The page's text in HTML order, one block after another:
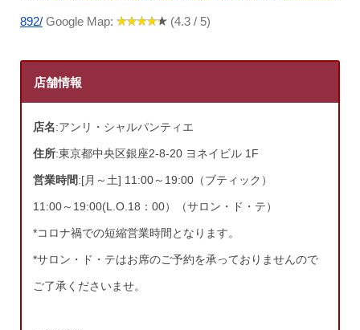
892/Google Map: (4.3 / 5)
店舗情報
店名:アンリ・シャルパンティエ
住所:東京都中央区銀座2-8-20 ヨネイビル 1F
営業時間:[月～土] 11:00～19:00（ブティック）
11:00～19:00(L.O.18：00）（サロン・ド・テ）
*コロナ禍での短縮営業時間となります。
*サロン・ド・テはお席のご予約を承っておりませんので
ご了承くださいませ。